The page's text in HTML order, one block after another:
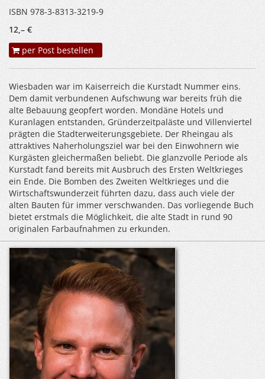
ISBN 978-3-8313-3219-9
12,– €
per Post bestellen
Wiesbaden war im Kaiserreich die Kurstadt Nummer eins.
Dem damit verbundenen Aufschwung war bereits früh die
alte Bebauung geopfert worden. Mondäne Hotels und
Kuranlagen entstanden, Gründerzeitpaläste und Villenviertel
prägten die Stadterweiterungsgebiete. Der Rheingau als
attraktives Naherholungsziel war bei den Einwohnern wie
Kurgästen gleichermaßen beliebt. Die glanzvolle Periode als
Kurstadt fand bereits mit Ausbruch des Ersten Weltkrieges
ein Ende. Die Bomben des Zweiten Weltkrieges und die
Wirtschaftswunderzeit führten dazu, dass auch viele der
alten Bauten für immer verschwanden. Das vorliegende Buch
bietet erstmals die Möglichkeit, die alte Stadt in rund 90
originalen Farbaufnahmen zu erkunden.